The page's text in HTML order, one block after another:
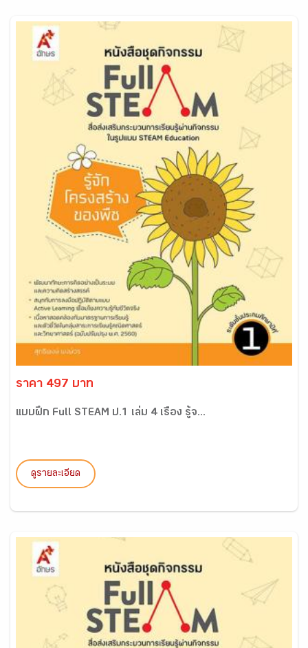
ราคา 497 บาท
แบบฝึก Full STEAM ป.1 เล่ม 4 เรื่อง รู้จ...
ดูรายละเอียด